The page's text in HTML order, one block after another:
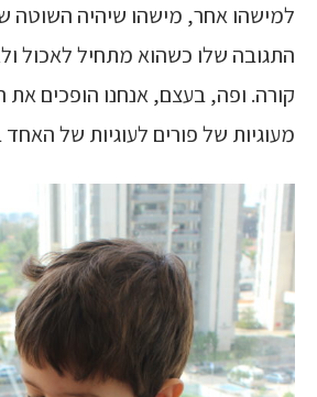
למישהו אחר, מישהו שיהיה השוטה
התגובה שלו כשהוא מתחיל לאכול
קורה. ופה, בעצם, אנחנו הופכים את
מעוגיות של פורים לעוגיות של